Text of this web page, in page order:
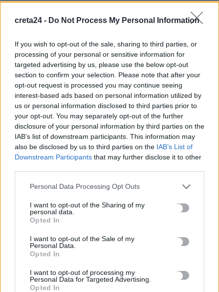
creta24 - Do Not Process My Personal Information
If you wish to opt-out of the sale, sharing to third parties, or
processing of your personal or sensitive information for
targeted advertising by us, please use the below opt-out
section to confirm your selection. Please note that after your
opt-out request is processed you may continue seeing
interest-based ads based on personal information utilized by
us or personal information disclosed to third parties prior to
your opt-out. You may separately opt-out of the further
disclosure of your personal information by third parties on the
IAB’s list of downstream participants. This information may
also be disclosed by us to third parties on the IAB’s List of
Downstream Participants that may further disclose it to other
Personal Data Processing Opt Outs
I want to opt-out of the Sharing of my
personal data.
Opted In
I want to opt-out of the Sale of my
Personal Data.
Opted In
I want to opt-out of processing my
Personal Data for Targeted Advertising.
Opted In
9 Αυγούστου, 2026
προϊόντα μπαίνουν στο νέο πρόγραμμα συγκράτησης τιμών
9 Αυγούστου, 2026
Φειδίας Παναγιώτου: Αντιδράσεις για την εμφάνισή του με
σορτς σε εκδήλωση μνήμης για Ισαάκ και Σολωμού
9 Αυγούστου, 2026
Συναγερμός για εξαφάνιση 31χρονου σε χωριό της Έδεσσας –
Σε πιθανό κίνδυνο η ζωή του
9 Αυγούστου, 2026
«Χρυσός» ο Ιάσωνας Μουσελίμης στο Παγκόσμιο
9 Αυγούστου, 2026
9 Αυγούστου, 2026
«Τουρισμός για όλους»: Σήμερα οι αιτήσεις για ΑΦΜ που
λήγουν σε 9 ή 0 -Ανοίγει αύριο για όλους